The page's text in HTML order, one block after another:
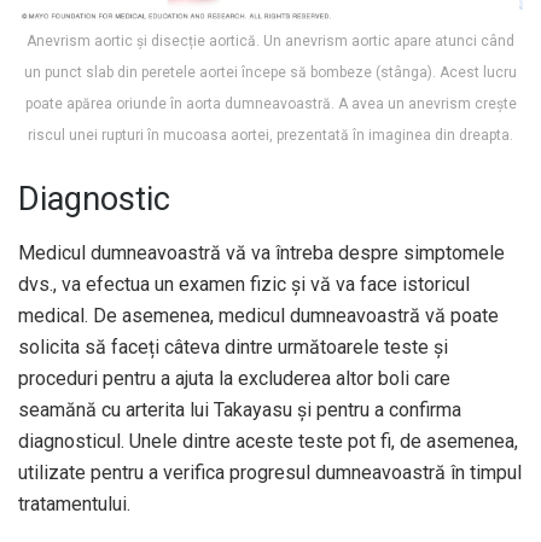
Anevrism aortic și disecție aortică. Un anevrism aortic apare atunci când
un punct slab din peretele aortei începe să bombeze (stânga). Acest lucru
poate apărea oriunde în aorta dumneavoastră. A avea un anevrism crește
riscul unei rupturi în mucoasa aortei, prezentată în imaginea din dreapta.
Diagnostic
Medicul dumneavoastră vă va întreba despre simptomele
dvs., va efectua un examen fizic și vă va face istoricul
medical. De asemenea, medicul dumneavoastră vă poate
solicita să faceți câteva dintre următoarele teste și
proceduri pentru a ajuta la excluderea altor boli care
seamănă cu arterita lui Takayasu și pentru a confirma
diagnosticul. Unele dintre aceste teste pot fi, de asemenea,
utilizate pentru a verifica progresul dumneavoastră în timpul
tratamentului.